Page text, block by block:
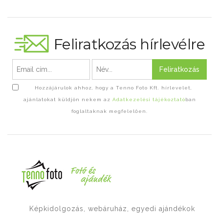
Feliratkozás hírlevélre
Feliratkozás
Hozzájárulok ahhoz, hogy a Tenno Foto Kft. hírlevelet,
ajánlatokat küldjön nekem az Adatkezelési tájékoztatóban
foglaltaknak megfelelően.
Képkidolgozás, webáruház, egyedi ajándékok